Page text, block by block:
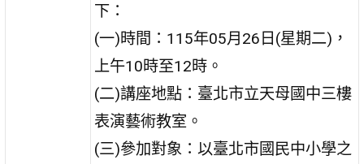
下：
(一)時間：115年05月26日(星期二)，
上午10時至12時。
(二)講座地點：臺北市立天母國中三樓
表演藝術教室。
(三)參加對象：以臺北市國民中小學之